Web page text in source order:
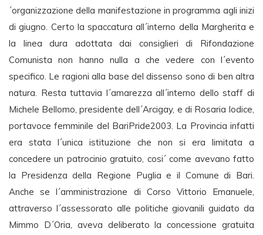
´organizzazione della manifestazione in programma agli inizi
di giugno. Certo la spaccatura all´interno della Margherita e
la linea dura adottata dai consiglieri di Rifondazione
Comunista non hanno nulla a che vedere con l´evento
specifico. Le ragioni alla base del dissenso sono di ben altra
natura. Resta tuttavia l´amarezza all´interno dello staff di
Michele Bellomo, presidente dell´Arcigay, e di Rosaria Iodice,
portavoce femminile del BariPride2003. La Provincia infatti
era stata l´unica istituzione che non si era limitata a
concedere un patrocinio gratuito, cosi´ come avevano fatto
la Presidenza della Regione Puglia e il Comune di Bari.
Anche se l´amministrazione di Corso Vittorio Emanuele,
attraverso l´assessorato alle politiche giovanili guidato da
Mimmo D´Oria, aveva deliberato la concessione gratuita